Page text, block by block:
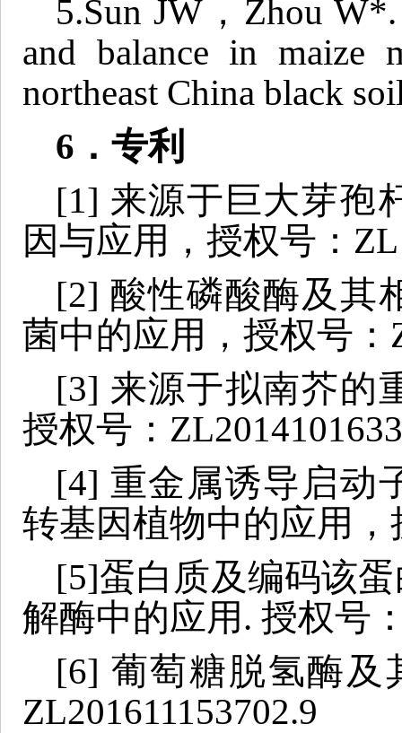
5.Sun JW，Zhou
and balance in maize
northeast China black
6 ．专利
[1] 来源于巨大芽孢
因与应用，授权号：ZL
[2] 酸性磷酸酶及其
菌中的应用，授权号：
[3] 来源于拟南芥的
授权号：
[4] 重金属诱导启动
转基因植物中的应用，
[5]蛋白质及编码该
解酶中的应用 . 授权号
[6] 葡萄糖脱氢酶及
ZL201611153702.9